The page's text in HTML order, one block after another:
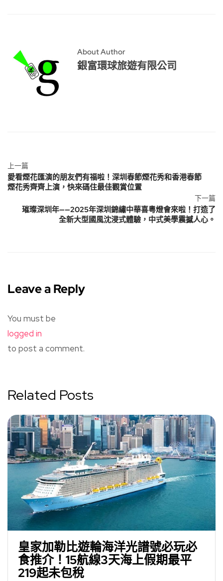
About Author
銀富環球旅遊有限公司
上一篇
愛看煙花匯演的朋友們有福啦！深圳春節煙花秀和香港春節
煙花秀齊齊上演，快來碼住最佳觀賞位置
下一篇
璀璨深圳年——2025年深圳錦繡中華喜粵燈會來啦！打造了
全新大型國風沈浸式體驗，中式美學震撼人心。
Leave a Reply
You must be
logged in
to post a comment.
Related Posts
皇家加勒比遊輪海洋光譜號必玩必
食推介！15航線3天海上假期最平
219起未包稅